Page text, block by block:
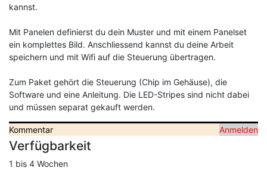
kannst.
Mit Panelen definierst du dein Muster und mit einem Panelset
ein komplettes Bild. Anschliessend kannst du deine Arbeit
speichern und mit Wifi auf die Steuerung übertragen.
Zum Paket gehört die Steuerung (Chip im Gehäuse), die
Software und eine Anleitung. Die LED-Stripes sind nicht dabei
und müssen separat gekauft werden.
Kommentar Anmelden
Verfügbarkeit
1 bis 4 Wochen